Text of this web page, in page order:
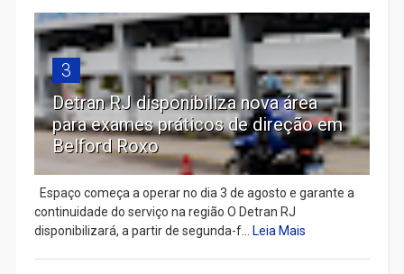
3
Detran RJ disponibiliza nova área
para exames práticos de direção em
Belford Roxo
Espaço começa a operar no dia 3 de agosto e garante a
continuidade do serviço na região O Detran RJ
disponibilizará, a partir de segunda-f... Leia Mais